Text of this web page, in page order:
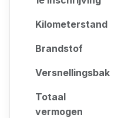
Kilometerstand
Brandstof
Versnellingsbak
Totaal
vermogen